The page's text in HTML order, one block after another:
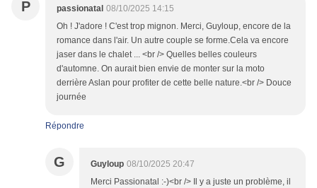
P passionatal 08/10/2025 14:15
Oh ! J'adore ! C'est trop mignon. Merci, Guyloup, encore de la
romance dans l'air. Un autre couple se forme.Cela va encore
jaser dans le chalet ... <br /> Quelles belles couleurs
d'automne. On aurait bien envie de monter sur la moto
derrière Aslan pour profiter de cette belle nature.<br /> Douce
journée
Répondre
G Guyloup 08/10/2025 20:47
Merci Passionatal :-)<br /> Il y a juste un problème, il